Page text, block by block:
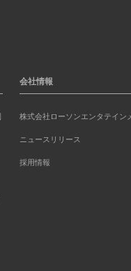
会社情報
株式会社ローソンエンタテイン
ニュースリリース
採用情報